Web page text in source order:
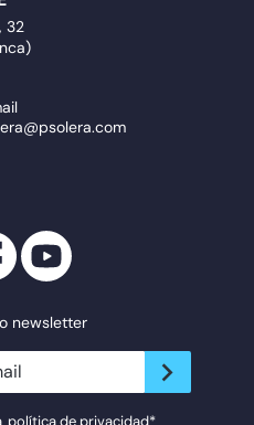
32
newsletter
política de privacidad*